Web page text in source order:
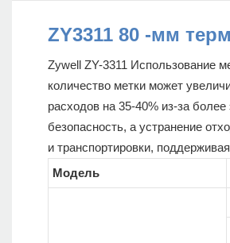
ZY3311 80 -мм
Zywell ZY-3311 Использование
количество метки может
расходов на 35-40% из-за
безопасность, а устранение
и транспортировки,
Модель